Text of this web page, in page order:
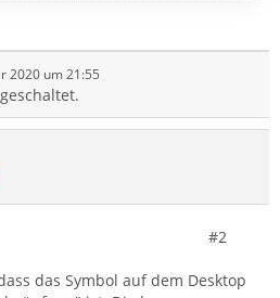
2020 um 21:55
#2
das Symbol auf dem Desktop